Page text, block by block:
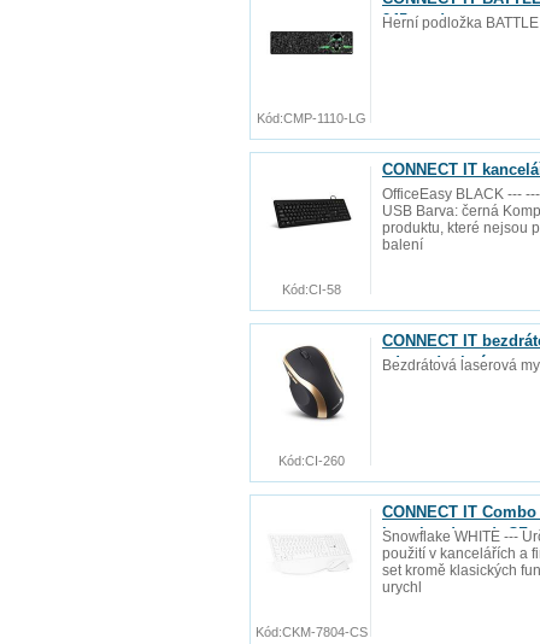
245 mm)
Herní podložka
Kód:CMP-1110-LG
CONNECT IT
OfficeEasy BLACK ---
USB Barva: černá
produktu, které nejsou
balení
Kód:CI-58
CONNECT IT
zdarma), zlatá
Bezdrátová laserová
Kód:CI-260
CONNECT IT
baterie zdarma), CZ
Snowflake WHITE ---
použití v kancelářích a
set kromě klasických
urychl
Kód:CKM-7804-CS